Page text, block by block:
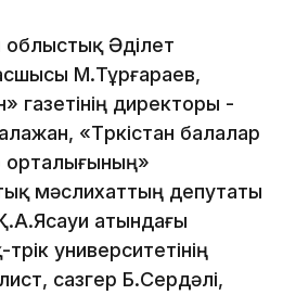
облыстық Әділет
М.Тұрғараев,
газетінің директоры -
«Түркістан балалар
орталығының»
мәслихаттың депутаты
атындағы
университетінің
сазгер Б.Сердәлі,